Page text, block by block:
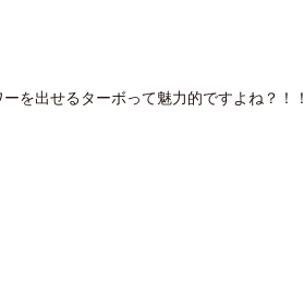
を出せるターボって魅力的ですよね？！！